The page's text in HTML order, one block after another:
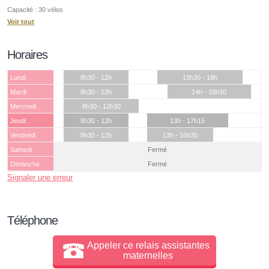
Capacité : 30 vélos
Voir tout
Horaires
Lundi 8h30 - 12h
13h30 - 18h
Mardi
8h30 - 12h
14h - 18h30
Mercredi
8h30 - 12h30
Jeudi
8h30 - 12h
13h - 17h15
Vendredi
8h30 - 12h
13h - 16h30
Samedi
Fermé
Dimanche
Fermé
Signaler une erreur
Téléphone
Appeler ce relais assistantes
maternelles